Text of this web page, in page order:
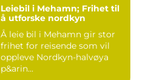
Leiebil i Mehamn; Frihet til
å utforske nordkyn
Å leie bil i Mehamn gir stor
frihet for reisende som vil
oppleve Nordkyn-halvøya
p&arin...